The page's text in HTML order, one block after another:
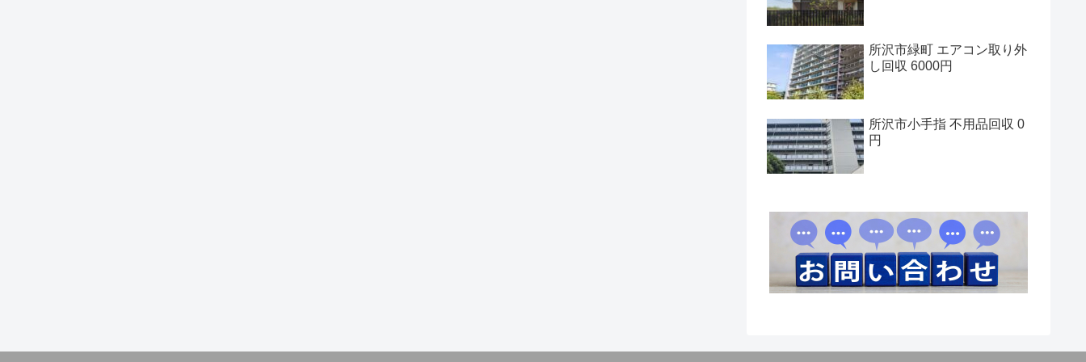
所沢市緑町 エアコン取り外
し回収 6000円
所沢市小手指 不用品回収 0
円